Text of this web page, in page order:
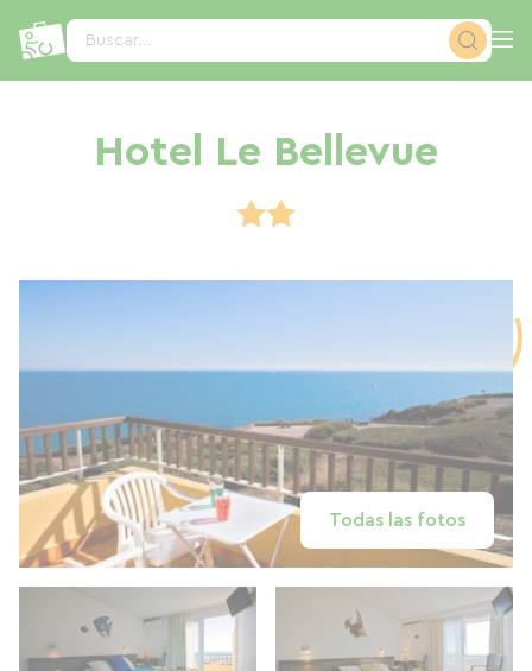
Buscar...
Hotel Le Bellevue
Todas las fotos
Panel de gestión de cookies